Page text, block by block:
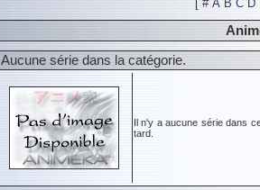
[ # A B C D
Aucune série dans la catégorie.
Il n'y a aucune série dans
tard.